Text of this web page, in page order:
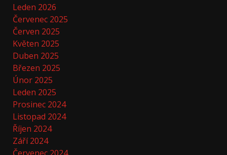
Leden 2026
Červenec 2025
Červen 2025
Květen 2025
Duben 2025
Březen 2025
Únor 2025
Leden 2025
Prosinec 2024
Listopad 2024
Říjen 2024
Září 2024
Červenec 2024